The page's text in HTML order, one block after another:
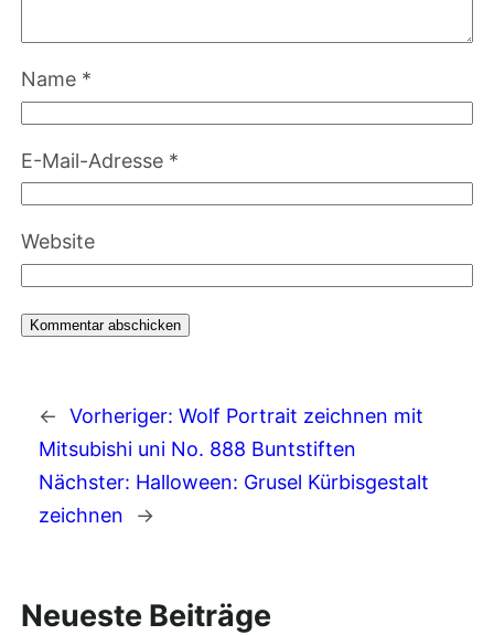
Name *
E-Mail-Adresse *
Website
← Vorheriger: Wolf Portrait zeichnen mit
Mitsubishi uni No. 888 Buntstiften
Nächster: Halloween: Grusel Kürbisgestalt
zeichnen
→
Neueste Beiträge